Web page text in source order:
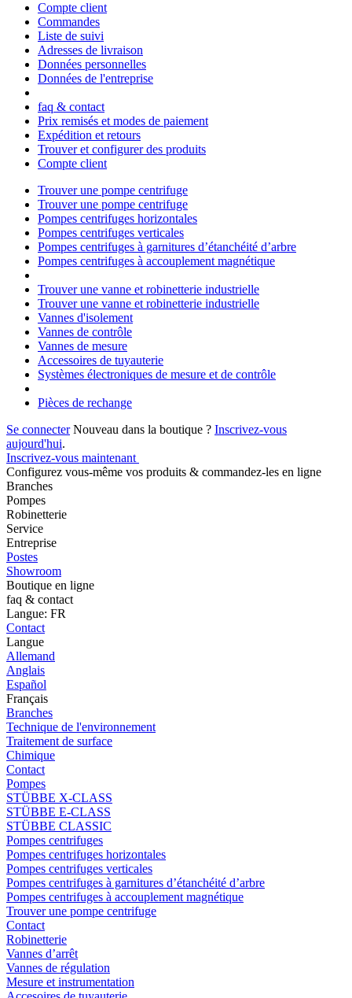
Compte client
Commandes
Liste de suivi
Adresses de livraison
Données personnelles
Données de l'entreprise
faq & contact
Prix remisés et modes de paiement
Expédition et retours
Trouver et configurer des produits
Compte client
Trouver une pompe centrifuge
Trouver une pompe centrifuge
Pompes centrifuges horizontales
Pompes centrifuges verticales
Pompes centrifuges à garnitures d’étanchéité d’arbre
Pompes centrifuges à accouplement magnétique
Trouver une vanne et robinetterie industrielle
Trouver une vanne et robinetterie industrielle
Vannes d'isolement
Vannes de contrôle
Vannes de mesure
Accessoires de tuyauterie
Systèmes électroniques de mesure et de contrôle
Pièces de rechange
Se connecter Nouveau dans la boutique ? Inscrivez-vous
aujourd'hui.
Inscrivez-vous maintenant
Configurez vous-même vos produits & commandez-les en ligne
Branches
Pompes
Robinetterie
Service
Entreprise
Postes
Showroom
Boutique en ligne
faq & contact
Langue: FR
Contact
Langue
Allemand
Anglais
Español
Français
Branches
Technique de l'environnement
Traitement de surface
Chimique
Contact
Pompes
STÜBBE X-CLASS
STÜBBE E-CLASS
STÜBBE CLASSIC
Pompes centrifuges
Pompes centrifuges horizontales
Pompes centrifuges verticales
Pompes centrifuges à garnitures d’étanchéité d’arbre
Pompes centrifuges à accouplement magnétique
Trouver une pompe centrifuge
Contact
Robinetterie
Vannes d’arrêt
Vannes de régulation
Mesure et instrumentation